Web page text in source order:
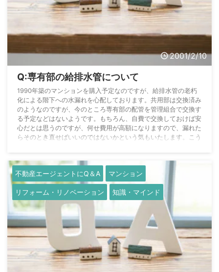
2001/2/10
Q:専有部の給排水管について
1990年築のマンションを購入予定なのですが、給排水管の老朽
化による階下への水漏れを心配しております。共用部は交換済み
のようなのですが、今のところ専有部の配管を管理組合で交換す
る予定などはないようです。もちろん、自費で交換しておけば安
心だとは思うのですが、何せ費用が高額になりますので、漏れた
らそのとき直せばいいのではないかという気もいたします。こう
さんの回答 A:88 ...
不動産エージェントにQ＆A マンション
リフォーム・リノベーション 知識・マインド